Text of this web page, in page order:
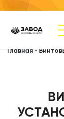
Главная -